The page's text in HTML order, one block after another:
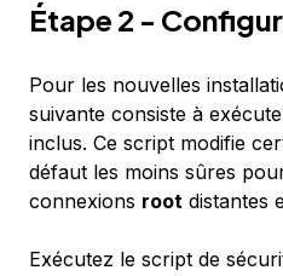
Étape 2 -
Pour les nouvelles
suivante consiste à
inclus. Ce script modifie
défaut les moins sûres
connexions root distantes
Exécutez le script de